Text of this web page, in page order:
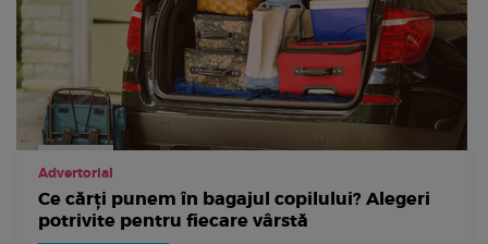
Advertorial
Ce cărți punem în bagajul copilului? Alegeri
potrivite pentru fiecare vârstă